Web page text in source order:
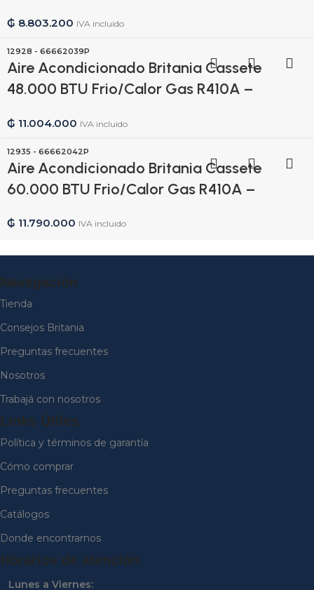
₲ 8.803.200 IVA incluido
12928 - 66662039P
Aire Acondicionado Britania Cassete
48.000 BTU Frio/Calor Gas R410A –
₲ 11.004.000 IVA incluido
12935 - 66662042P
Aire Acondicionado Britania Cassete
60.000 BTU Frio/Calor Gas R410A –
₲ 11.790.000 IVA incluido
Navegación
Tienda
Consejos Britania
Preguntas frecuentes
Nosotros
Trabajá con nosotros
Links Útiles
Política y términos de garantía
Cómo comprar
Preguntas frecuentes
Catálogos
Donde encontrarnos
Horarios de atención
Lunes a Viernes: